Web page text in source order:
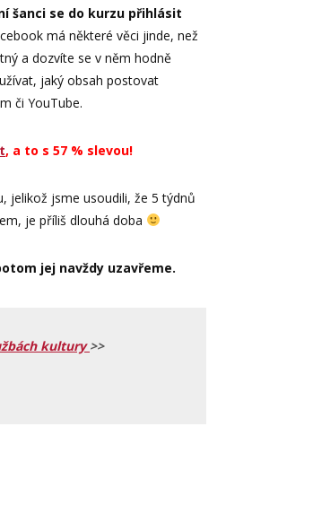
šanci se do kurzu přihlásit
má některé věci jinde, než
a dozvíte se v něm hodně
jaký obsah postovat
či YouTube.
, a to s 57 % slevou!
jelikož jsme usoudili, že 5 týdnů
je příliš dlouhá doba
jej navždy uzavřeme.
kultury>>